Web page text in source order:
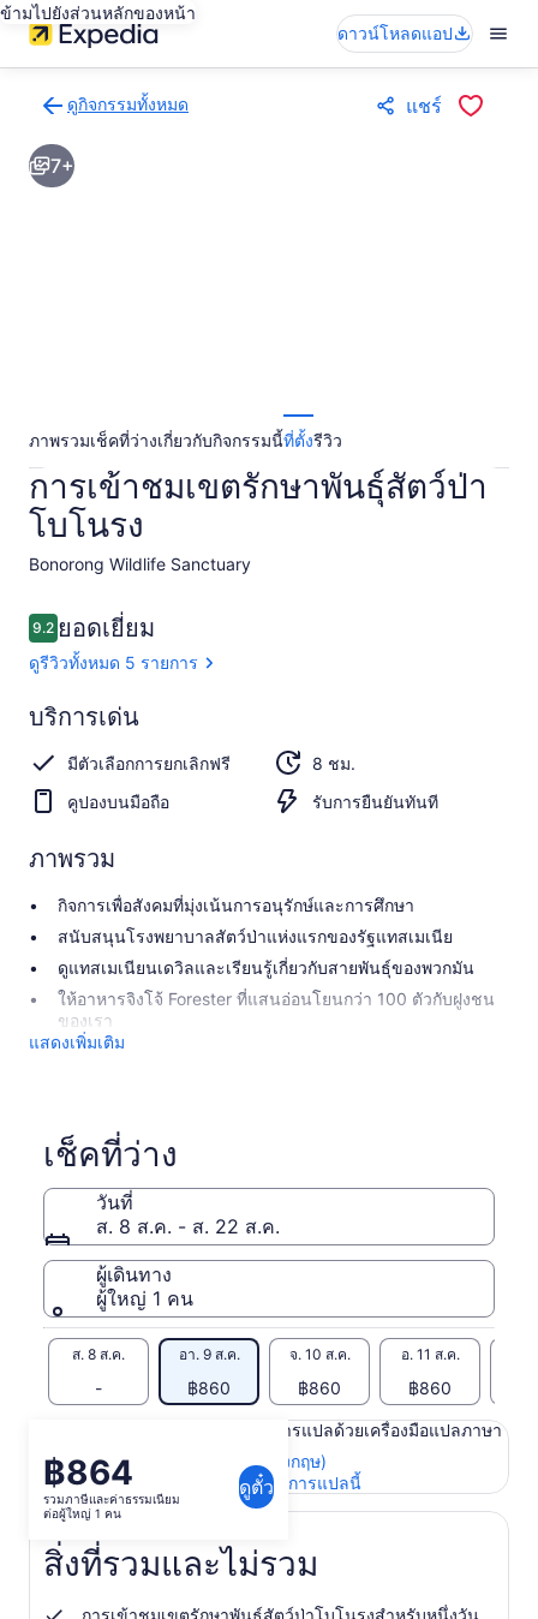
ข้ามไปยังส่วนหลักของหน้า
ดาวน์โหลดแอป
ดูกิจกรรมทั้งหมด
ไป
ยัง
หน้า
แชร์
7+
ภาพรวมเช็คที่ว่างเกี่ยวกับกิจกรรมนี้ที่ตั้งรีวิว
การเข้าชมเขตรักษาพันธุ์สัตว์ป่า
โบโนรง
Bonorong Wildlife Sanctuary​
รีวิว
9.29.2 จาก 10
ยอดเยี่ยม
ดูรีวิวทั้งหมด 5 รายการ
9.2 ยอด
ทั้งหมด
บริการเด่น
มีตัวเลือกการยกเลิกฟรี
8 ชม.
คูปองบนมือถือ
รับการยืนยันทันที
ภาพรวม
กิจการเพื่อสังคมที่มุ่งเน้นการอนุรักษ์และการศึกษา
สนับสนุนโรงพยาบาลสัตว์ป่าแห่งแรกของรัฐแทสเมเนีย
ดูแทสเมเนียนเดวิลและเรียนรู้เกี่ยวกับสายพันธุ์ของพวกมัน
ให้อาหารจิงโจ้ Forester ที่แสนอ่อนโยนกว่า 100 ตัวกับฝูงชน
ของเรา
แสดงเพิ่มเติม
เช็คที่ว่าง
วันที่
ส. 8 ส.ค. - ส. 22 ส.ค.
ผู้เดินทาง
ผู้ใหญ่ 1 คน
ส. 8 ส.ค.
-
อา. 9 ส.ค.
฿860
จ. 10 ส.ค.
฿860
อ. 11 ส.ค.
฿860
ราคา
อยู่
฿864
ต่อ
ผู้ใหญ่
฿864
รวมภาษีและค่าธรรมเนียม
ต่อผู้ใหญ่ 1 คน
ดูตั๋ว
เนื้อหาในหน้านี้อาจได้รับการแปลด้วยเครื่องมือแปลภาษา
ดูข้อความต้นฉบับ (ภาษาอังกฤษ)
ให้คะแนนและความคิดเห็นการแปลนี้
สิ่งที่รวมและไม่รวม
การเข้าชมเขตรักษาพันธุ์สัตว์ป่าโบโนรงสำหรับหนึ่งวัน